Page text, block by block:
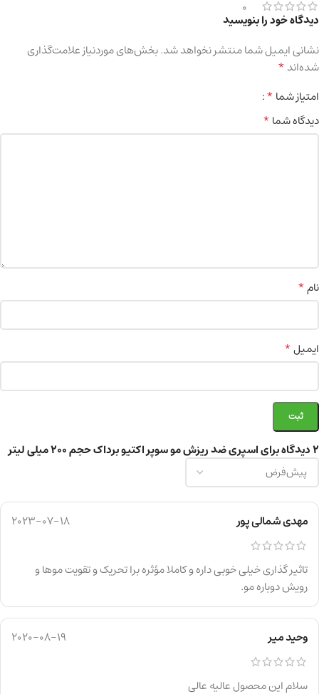
0
2 دیدگاه برای اسپری ضد ریزش مو سوپر اکتیو برداک حجم ۲۰۰ میلی لیتر
مهدی شمالی پور 2023-07-18
تاثیر گذاری خیلی خوبی داره و کاملا مؤثره برا تحریک و تقویت موها و
رویش دوباره مو.
وحید میر 2020-08-19
سلام این محصول عالیه عالی
دیدگاه خود را بنویسید
نشانی ایمیل شما منتشر نخواهد شد.بخش‌های موردنیاز علامت‌گذاری
شده‌اند*
امتیاز شما*
دیدگاه شما*
نام*
ایمیل*